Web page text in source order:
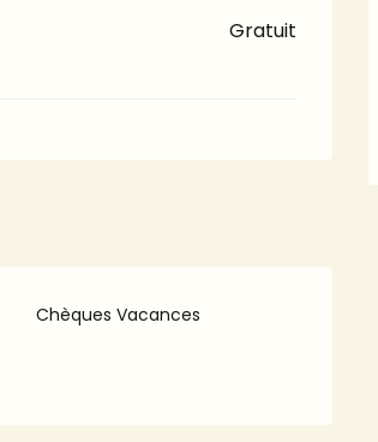
Gratuit
Chèques Vacances